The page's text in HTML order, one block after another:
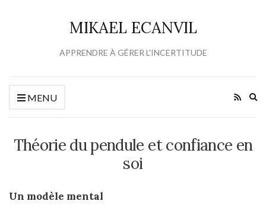
MIKAEL ECANVIL
APPRENDRE À GÉRER L'INCERTITUDE
MENU
Théorie du pendule et confiance en
soi
Un modèle mental